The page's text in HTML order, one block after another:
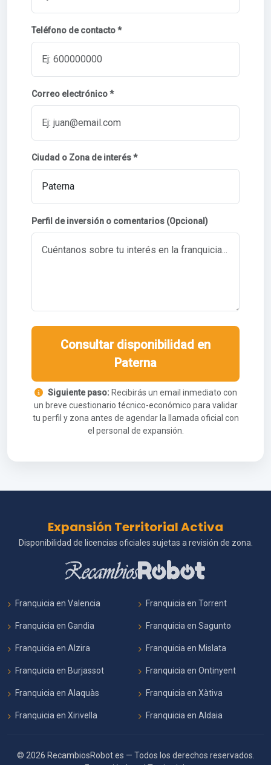
Teléfono de contacto *
Correo electrónico *
Ciudad o Zona de interés *
Perfil de inversión o comentarios (Opcional)
Consultar disponibilidad en
Paterna
Siguiente paso:Recibirás un email inmediato con
un breve cuestionario técnico-económico para validar
tu perfil y zona antes de agendar la llamada oficial con
el personal de expansión.
Expansión Territorial Activa
Disponibilidad de licencias oficiales sujetas a revisión de zona.
Franquicia en Valencia Franquicia en Torrent
Franquicia en Gandia Franquicia en Sagunto
Franquicia en Alzira Franquicia en Mislata
Franquicia en Burjassot Franquicia en Ontinyent
Franquicia en Alaquàs Franquicia en Xàtiva
Franquicia en Xirivella Franquicia en Aldaia
© 2026 RecambiosRobot.es — Todos los derechos reservados.